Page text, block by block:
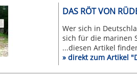
DAS RÖT VON
Wer sich in
sich für die marinen
...diesen Artikel
» direkt zum Artikel